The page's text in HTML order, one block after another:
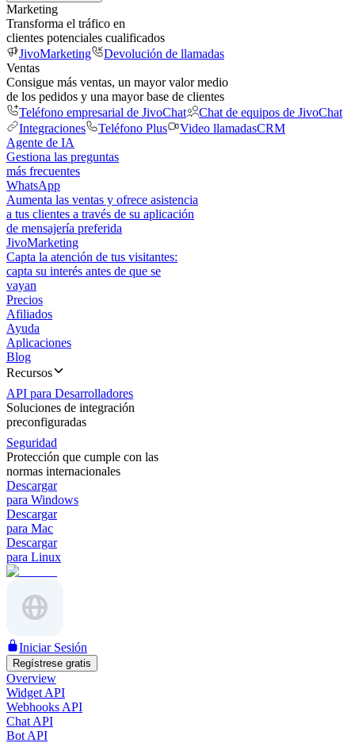
Marketing
Transforma el tráfico en
clientes potenciales cualificados
JivoMarketing
Devolución de llamadas
Ventas
Consigue más ventas, un mayor valor medio
de los pedidos y una mayor base de clientes
Teléfono empresarial de JivoChat
Chat de equipos de JivoChat
Integraciones
Teléfono Plus Video llamadasCRM
Agente de IA
Gestiona las preguntas
más frecuentes
WhatsApp
Aumenta las ventas y ofrece asistencia
a tus clientes a través de su aplicación
de mensajería preferida
JivoMarketing
Capta la atención de tus visitantes:
capta su interés antes de que se
vayan
Precios
Afiliados
Ayuda
Aplicaciones
Blog
Recursos
API para Desarrolladores
Soluciones de integración
preconfiguradas
Seguridad
Protección que cumple con las
normas internacionales
Descargar
para Windows
Descargar
para Mac
Descargar
para Linux
Iniciar Sesión
Regístrese gratis
Overview
Widget API
Webhooks API
Chat API
Bot API